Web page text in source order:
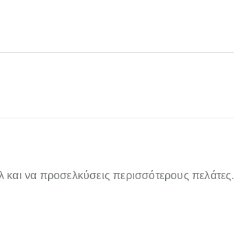
να προσελκύσεις περισσότερους πελάτες.